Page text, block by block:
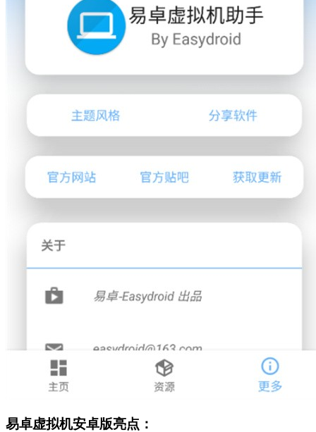
易卓虚拟机安卓版亮点：